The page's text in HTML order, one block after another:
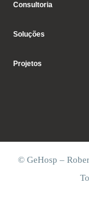
Consultoria
Soluções
Projetos
© GeHosp –